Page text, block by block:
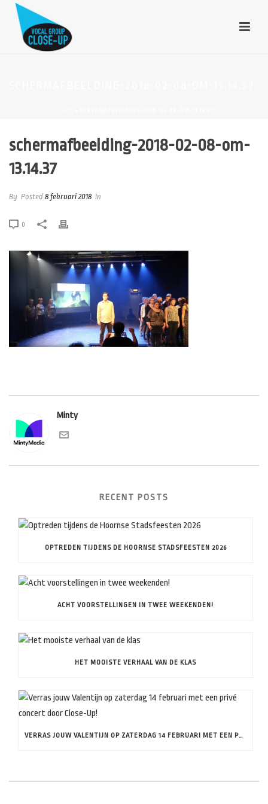
schermafbeelding-2018-02-08-om-
13.14.37
By Posted 8 februari 2018 In
0
Minty
RECENT POSTS
OPTREDEN TIJDENS DE HOORNSE STADSFEESTEN 2026
ACHT VOORSTELLINGEN IN TWEE WEEKENDEN!
HET MOOISTE VERHAAL VAN DE KLAS
VERRAS JOUW VALENTIJN OP ZATERDAG 14 FEBRUARI MET EEN PRIVÉ CONCERT DOOR CLOSE-UP!